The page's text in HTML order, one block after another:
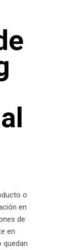
o
en
de
en
quedan